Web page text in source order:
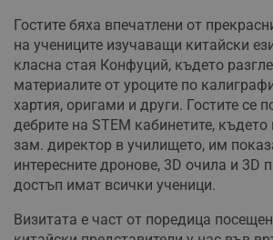
Гостите бяха впечатлени от
на учениците изучаващи китайски
класна стая Конфуций, където
материалите от уроците по
хартия, оригами и други. Гостите се
дебрите на STEM кабинетите,
зам. директор в училището, им
интересните дронове, 3D очила и 3D
достъп имат всички ученици.
Визитата е част от поредица